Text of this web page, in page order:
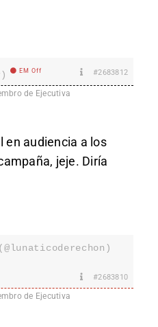
EM Off #2683812
de Ejecutiva
en audiencia a los
jeje. Diría
(@lunaticoderechon)
#2683810
de Ejecutiva